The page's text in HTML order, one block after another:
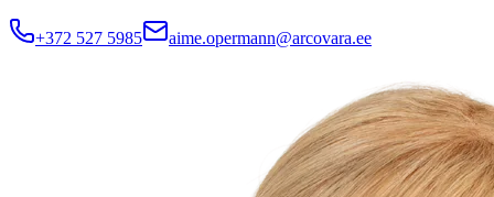
+372 527 5985 aime.opermann@arcovara.ee